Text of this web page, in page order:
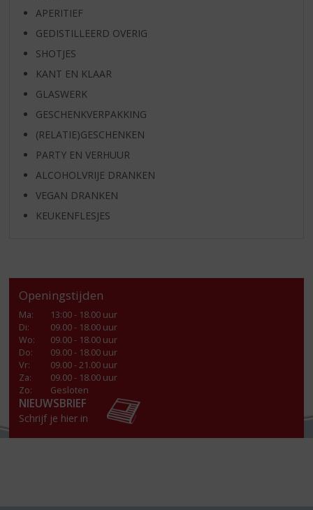
APERITIEF
GEDISTILLEERD OVERIG
SHOTJES
KANT EN KLAAR
GLASWERK
GESCHENKVERPAKKING
(RELATIE)GESCHENKEN
PARTY EN VERHUUR
ALCOHOLVRIJE DRANKEN
VEGAN DRANKEN
KEUKENFLESJES
Openingstijden
Ma:
13:00 - 18.00 uur
Di:
09.00 - 18.00 uur
Wo:
09.00 - 18.00 uur
Do:
09.00 - 18.00 uur
Vr:
09.00 - 21.00 uur
Za:
09.00 - 18.00 uur
Zo:
Gesloten
NIEUWSBRIEF
Schrijf je hier in